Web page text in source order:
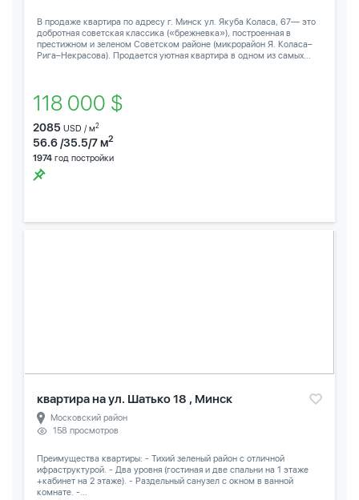
В продаже квартира по адресу г. Минск ул. Якуба Коласа, 67— это
добротная советская классика («брежневка»), построенная в
престижном и зеленом Советском районе (микрорайон Я. Коласа–
Рига–Некрасова). Продается уютная квартира в одном из самых...
118 000 $
2085 USD / м2
56.6 /35.5/7 м2
1974 год постройки
квартира на ул. Шатько 18 , Минск
Московский район
158 просмотров
Преимущества квартиры: - Тихий зеленый район с отличной
ифраструктурой. - Два уровня (гостиная и две спальни на 1 этаже
+кабинет на 2 этаже). - Раздельный санузел с окном в ванной
комнате. -...